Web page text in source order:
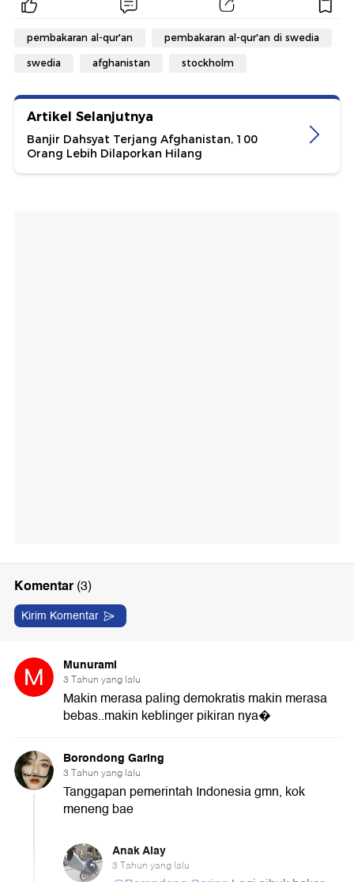
pembakaran al-qur'an pembakaran al-qur'an di swedia
swedia afghanistan stockholm
Artikel Selanjutnya
Banjir Dahsyat Terjang Afghanistan, 100
Orang Lebih Dilaporkan Hilang